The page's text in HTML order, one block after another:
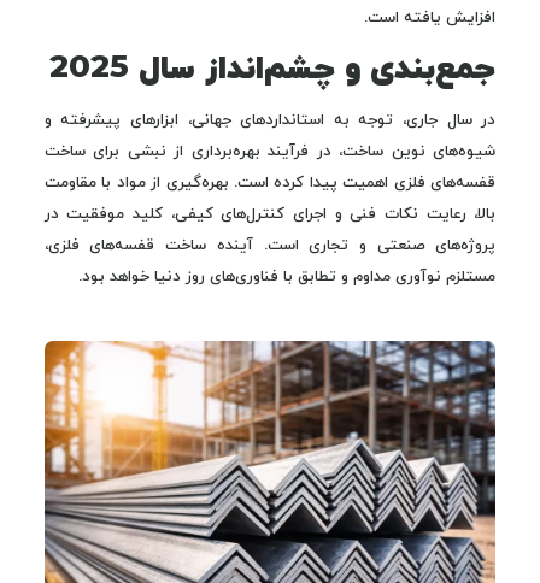
افزایش یافته است.
جمع‌بندی و چشم‌انداز سال 2025
در سال جاری، توجه به استانداردهای جهانی، ابزارهای پیشرفته و
شیوه‌های نوین ساخت، در فرآیند بهره‌برداری از نبشی برای ساخت
قفسه‌های فلزی اهمیت پیدا کرده است. بهره‌گیری از مواد با مقاومت
بالا، رعایت نکات فنی و اجرای کنترل‌های کیفی، کلید موفقیت در
پروژه‌های صنعتی و تجاری است. آینده ساخت قفسه‌های فلزی،
مستلزم نوآوری مداوم و تطابق با فناوری‌های روز دنیا خواهد بود.